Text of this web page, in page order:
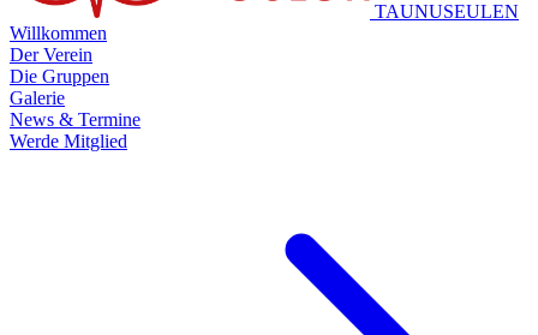
TAUNUSEULEN
Willkommen
Der Verein
Die Gruppen
Galerie
News & Termine
Werde Mitglied